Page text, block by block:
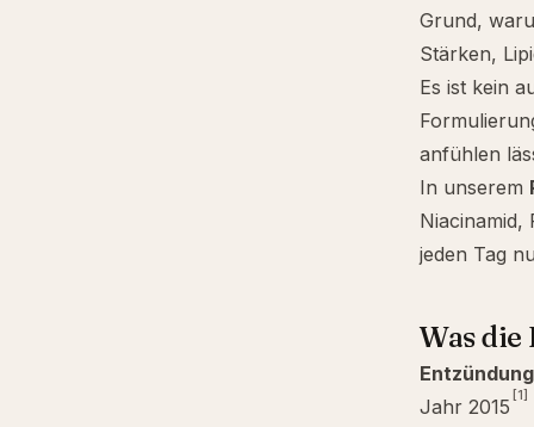
Grund,
Stärken,
Es ist kein
anfühlen
In unserem
Niacinamid,
jeden Tag
Was die
Jahr 2015 [1]